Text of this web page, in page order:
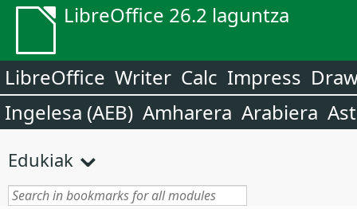
LibreOffice 26.2 laguntza
LibreOffice Writer Calc Impress
Ingelesa (AEB) Amharera Arabiera
Edukiak